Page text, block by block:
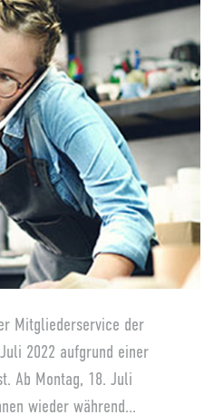
Mitgliederservice der
2022 aufgrund einer
Ab Montag, 18. Juli
wieder während...